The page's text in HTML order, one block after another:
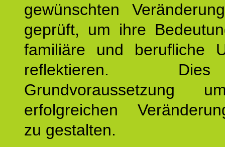
gewünschten
geprüft, um ihre
familiäre und berufliche
reflektieren.
Grundvoraussetzung
erfolgreichen
zu gestalten.